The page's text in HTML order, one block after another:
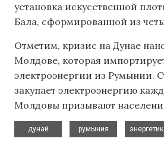
установка искусственной
Бала, сформированной из
Отметим, кризис на Дунае
Молдове, которая
электроэнергии из Румынии.
закупает электроэнергию
Молдовы призывают
дунай
румыния